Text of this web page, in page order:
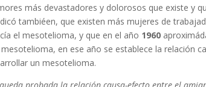
más devastadores y dolorosos que existe y
tambiéen, que existen más mujeres de
el mesotelioma, y que en el año 1960
en ese año se establece la relación
un mesotelioma.